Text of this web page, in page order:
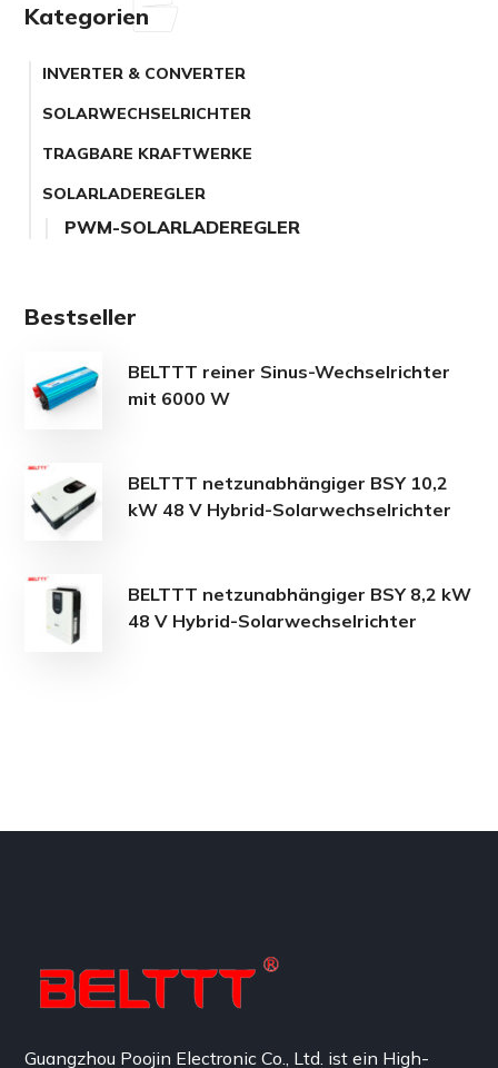
Kategorien
INVERTER & CONVERTER
SOLARWECHSELRICHTER
TRAGBARE KRAFTWERKE
SOLARLADEREGLER
PWM-SOLARLADEREGLER
Bestseller
BELTTT reiner Sinus-Wechselrichter
mit 6000 W
BELTTT netzunabhängiger BSY 10,2
kW 48 V Hybrid-Solarwechselrichter
BELTTT netzunabhängiger BSY 8,2 kW
48 V Hybrid-Solarwechselrichter
Guangzhou Poojin Electronic Co., Ltd. ist ein High-